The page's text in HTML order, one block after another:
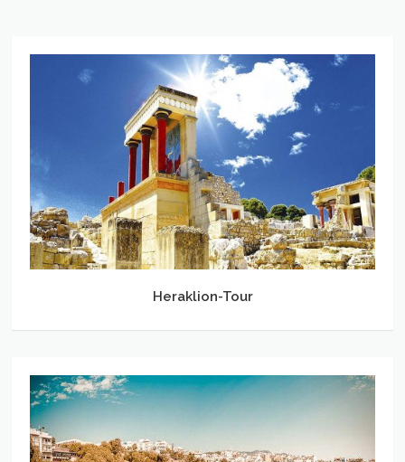
Heraklion-Tour
East
Crete
Tour